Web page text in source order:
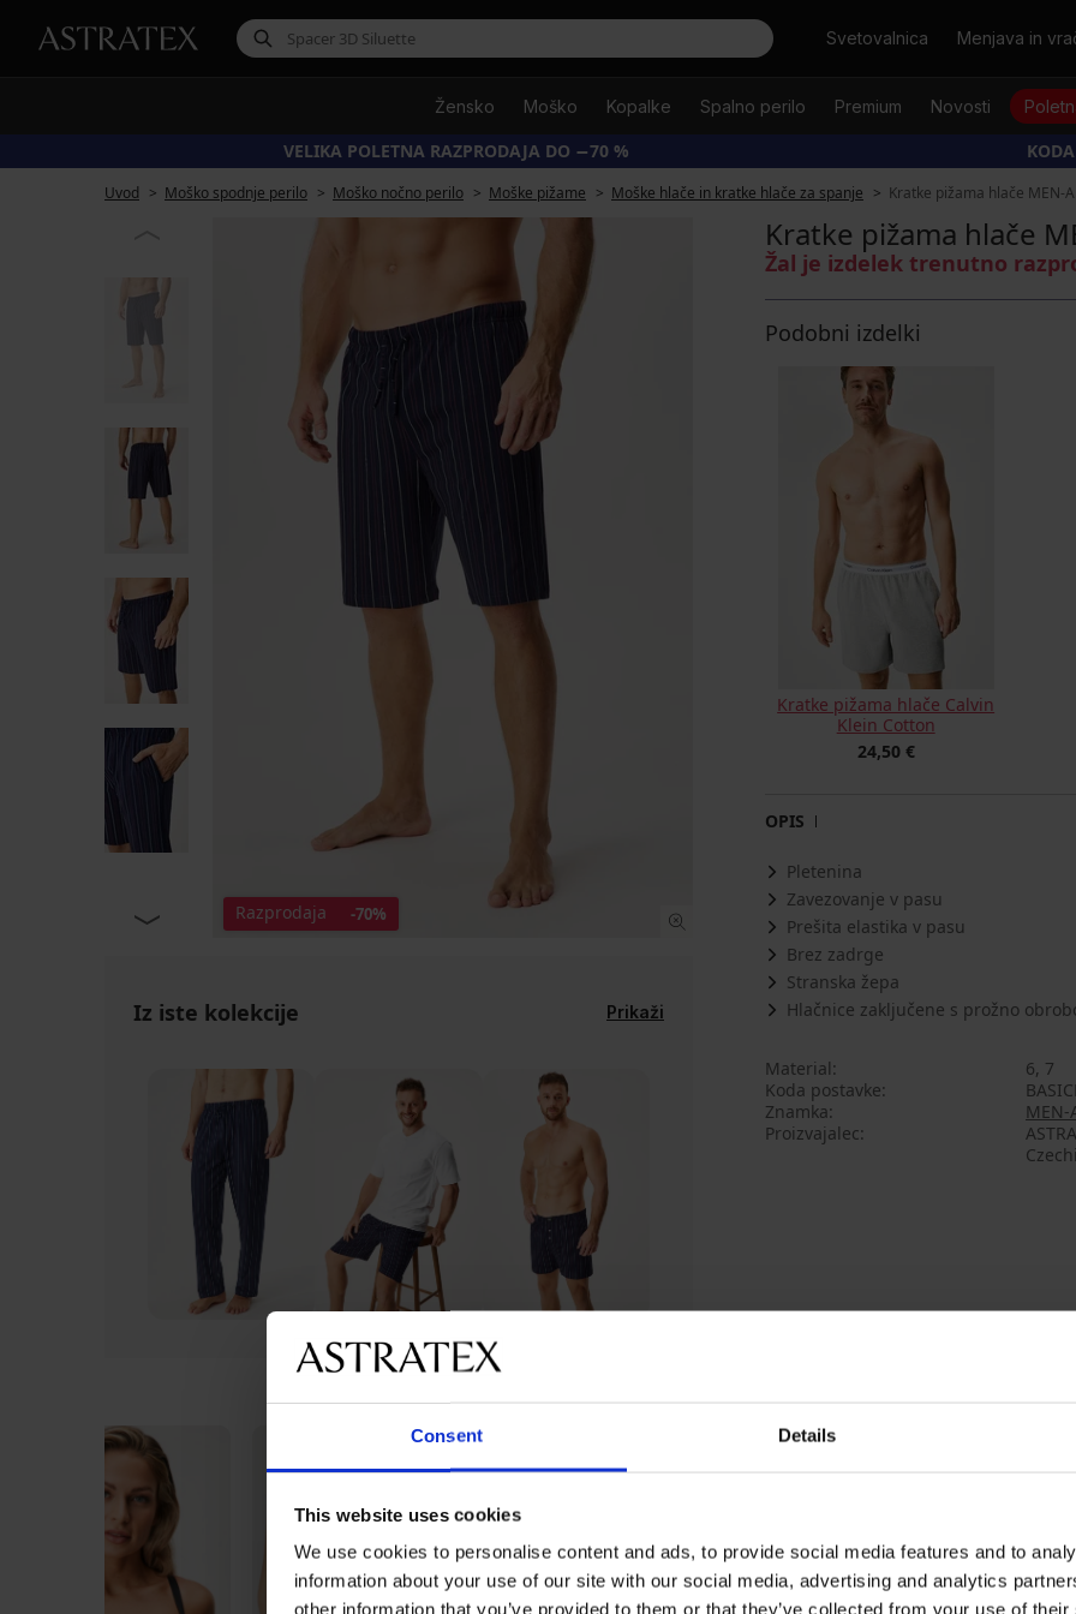
Consent Details
This website uses cookies
We use cookies to personalise content and ads, to provide social media features and to
information about your use of our site with our social media, advertising and analytics
other information that you’ve provided to them or that they’ve collected from your use of
Svetovalnica Menjava in
Žensko Moško Kopalke Spalno perilo Premium Novosti
VELIKA POLETNA RAZPRODAJA DO −70 %
Uvod Moško spodnje perilo Moško nočno perilo Moške pižame Moške hlače in kratke hlače za spanje Kratke pižama hlače MEN-
Razprodaja -70%
Iz iste kolekcije Prikaži
Kratke pižama hlače
Žal je izdelek trenutno
Podobni izdelki
Kratke pižama hlače Calvin
Klein Cotton
24,50 €
OPIS
Pletenina
Zavezovanje v pasu
Prešita elastika v pasu
Brez zadrge
Stranska žepa
Hlačnice zaključene s prožno
Material
6, 7
Koda postavke
Znamka
MEN-
Proizvajalec